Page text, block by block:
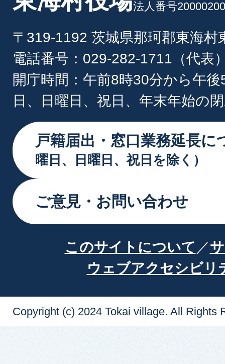
法人番号
〒319-1192 茨城県那珂郡東海村
電話番号：029-282-1711（代表
開庁時間：午前8時30分から午
日、日曜日、祝日、年末年始の
戸籍届出・窓口業務延長に
曜日、日曜日、祝日を除く）
ご意見・お問い合わせ
このサイトについて
ウェブアクセシビリ
Copyright (c) 2024 Tokai village. All Rights